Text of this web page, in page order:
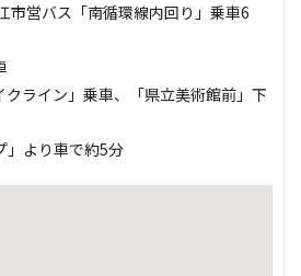
営バス「南循環線内回り」乗車6
ライン」乗車、「県立美術館前」下
より車で約5分